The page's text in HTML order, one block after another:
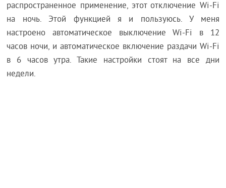
распространенное применение, этот отключение Wi-Fi
на ночь. Этой функцией я и пользуюсь. У меня
настроено автоматическое выключение Wi-Fi в 12
часов ночи, и автоматическое включение раздачи Wi-Fi
в 6 часов утра. Такие настройки стоят на все дни
недели.